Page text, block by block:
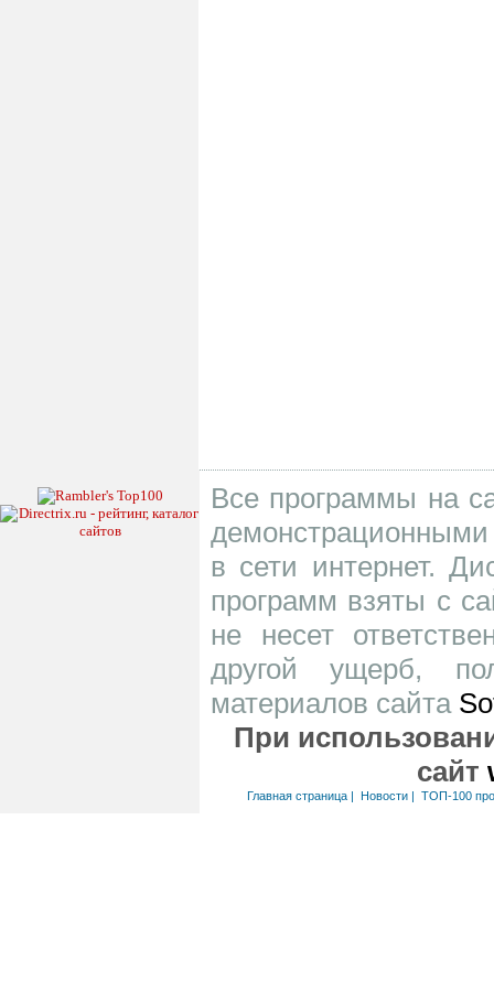
Все программы на
в сети интернет.
программ взяты с
не несет
другой ущерб,
материалов сайта
При
сайт
Главная страница| Новости| ТОП-100